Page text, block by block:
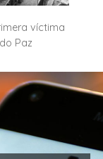
víctima
Paz